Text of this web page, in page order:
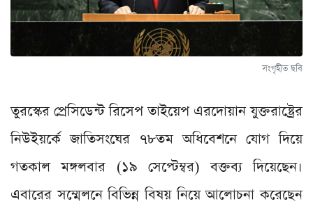
সংগৃহীত ছবি
তুরস্কের প্রেসিডেন্ট রিসেপ তাইয়েপ এরদোয়ান যুক্তরাষ্ট্রের
নিউইয়র্কে জাতিসংঘের ৭৮তম অধিবেশনে যোগ দিয়ে
গতকাল মঙ্গলবার (১৯ সেপ্টেম্বর) বক্তব্য দিয়েছেন।
এবারের সম্মেলনে বিভিন্ন বিষয় নিয়ে আলোচনা করেছেন